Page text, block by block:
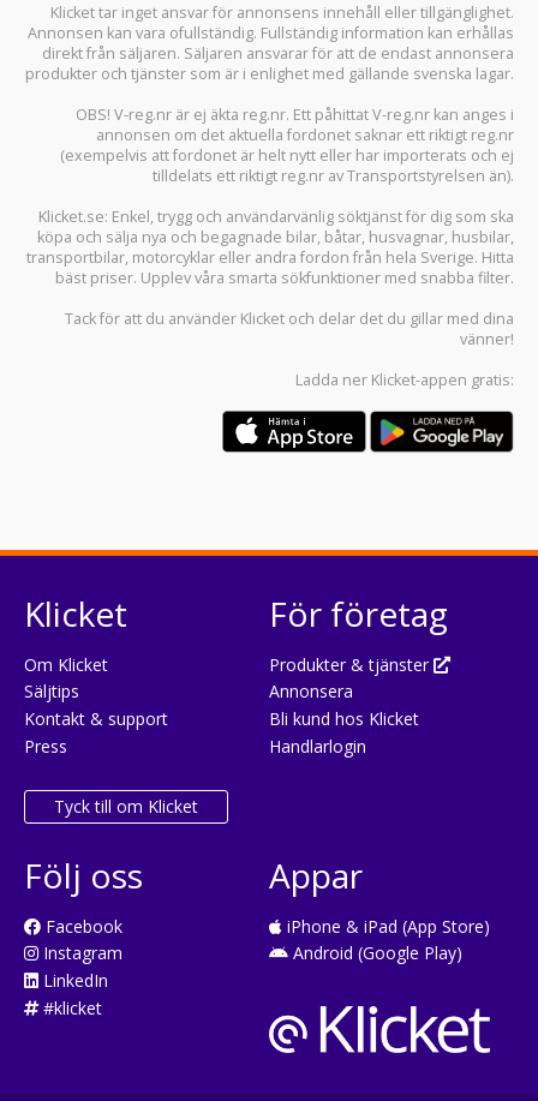
Klicket tar inget ansvar för annonsens innehåll eller tillgänglighet.
Annonsen kan vara ofullständig. Fullständig information kan erhållas
direkt från säljaren. Säljaren ansvarar för att de endast annonsera
produkter och tjänster som är i enlighet med gällande svenska lagar.
OBS! V-reg.nr är ej äkta reg.nr. Ett påhittat V-reg.nr kan anges i
annonsen om det aktuella fordonet saknar ett riktigt reg.nr
(exempelvis att fordonet är helt nytt eller har importerats och ej
tilldelats ett riktigt reg.nr av Transportstyrelsen än).
Klicket.se: Enkel, trygg och användarvänlig söktjänst för dig som ska
köpa och sälja nya och begagnade bilar, båtar, husvagnar, husbilar,
transportbilar, motorcyklar eller andra fordon från hela Sverige. Hitta
bäst priser. Upplev våra smarta sökfunktioner med snabba filter.
Tack för att du använder Klicket och delar det du gillar med dina
vänner!
Ladda ner Klicket-appen gratis:
Klicket
Om Klicket
Säljtips
Kontakt & support
Press
Tyck till om Klicket
För företag
Produkter & tjänster
Annonsera
Bli kund hos Klicket
Handlarlogin
Följ oss
Facebook
Instagram
LinkedIn
#klicket
Appar
iPhone & iPad (App Store)
Android (Google Play)